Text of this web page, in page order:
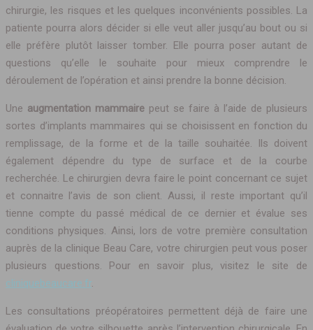
chirurgie, les risques et les quelques inconvénients possibles. La
patiente pourra alors décider si elle veut aller jusqu’au bout ou si
elle préfère plutôt laisser tomber. Elle pourra poser autant de
questions qu’elle le souhaite pour mieux comprendre le
déroulement de l’opération et ainsi prendre la bonne décision.
Une augmentation mammaire peut se faire à l’aide de plusieurs
sortes d’implants mammaires qui se choisissent en fonction du
remplissage, de la forme et de la taille souhaitée. Ils doivent
également dépendre du type de surface et de la courbe
recherchée. Le chirurgien devra faire le point concernant ce sujet
et connaitre l’avis de son client. Aussi, il reste important qu’il
tienne compte du passé médical de ce dernier et évalue ses
conditions physiques. Ainsi, lors de votre première consultation
auprès de la clinique Beau Care, votre chirurgien peut vous poser
plusieurs questions. Pour en savoir plus, visitez le site de
cliniquebeaucare.fr
Les consultations préopératoires permettent déjà de faire une